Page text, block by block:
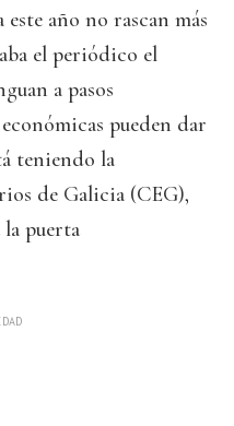
año no rascan más
el periódico el
a pasos
pueden dar
teniendo la
de Galicia (CEG),
puerta